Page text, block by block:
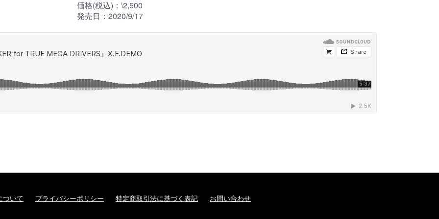
価格(税込)：\2,500
発売日：2020/9/17
ついて プライバシーポリシー 特定商取引法に基づく表記 お問い合わせ